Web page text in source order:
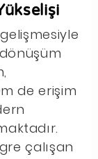
de erişim
çalışan